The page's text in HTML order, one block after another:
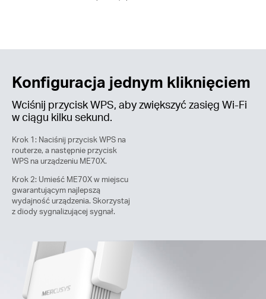
Konfiguracja jednym kliknięciem
Wciśnij przycisk WPS, aby zwiększyć zasięg Wi-Fi
w ciągu kilku sekund.
Krok 1: Naciśnij przycisk WPS na
routerze, a następnie przycisk
WPS na urządzeniu ME70X.
Krok 2: Umieść ME70X w miejscu
gwarantującym najlepszą
wydajność urządzenia. Skorzystaj
z diody sygnalizującej sygnał.